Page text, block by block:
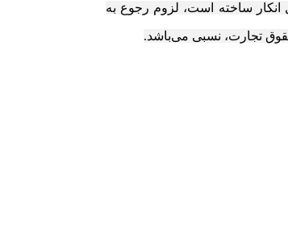
ساخته است، لزوم رجوع به
تجارت، نسبی می‌باشد.